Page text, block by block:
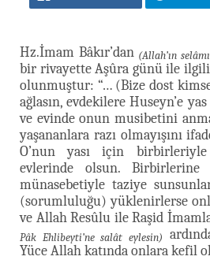
Hz.İmam Bâkır’dan (Allah’ın
bir rivayette Aşûra günü ile
olunmuştur: “… (Bize dost
ağlasın, evdekilere Huseyn’e
ve evinde onun musibetini
yaşananlara razı olmayışını
O’nun yası için birbirleriyle
evlerinde olsun. Birbirlerine
münasebetiyle taziye
(sorumluluğu) yüklenirlerse
ve Allah Resûlu ile Raşid
Pâk Ehlibeyti’ne salât eylesin)
Yüce Allah katında onlara kefil